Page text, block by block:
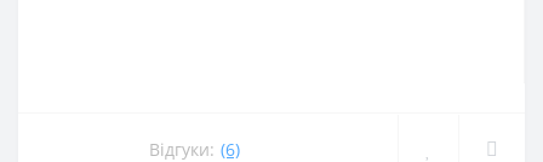
Відгуки: (6)